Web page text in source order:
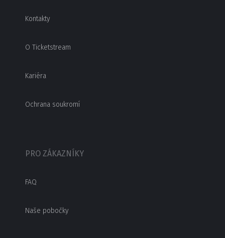
Kontakty
O Ticketstream
Kariéra
Ochrana soukromí
PRO ZÁKAZNÍKY
FAQ
Naše pobočky